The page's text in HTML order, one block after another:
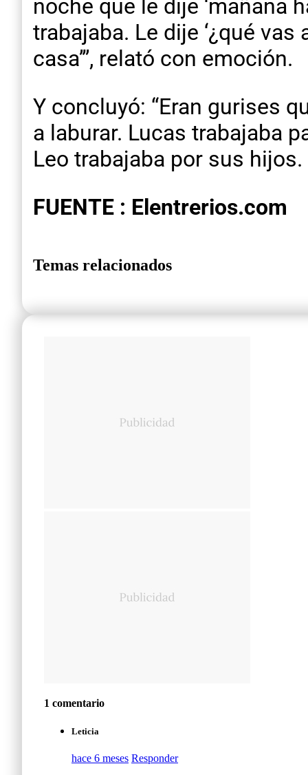
noche que le dije ‘mañana
trabajaba. Le dije ‘¿qué
casa’”, relató con emoción.
Y concluyó: “Eran gurises
a laburar. Lucas trabajaba
Leo trabajaba por sus
FUENTE : Elentrerios.com
Temas relacionados
1 comentario
Leticia
hace 6 meses Responder